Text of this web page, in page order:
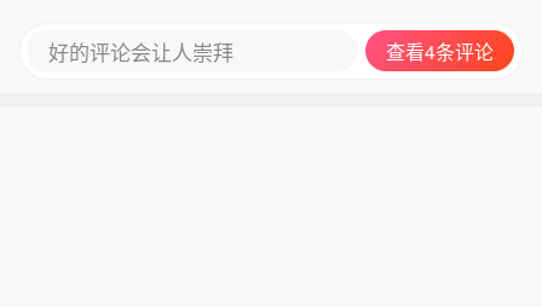
好的评论会让人崇拜 查看4条评论